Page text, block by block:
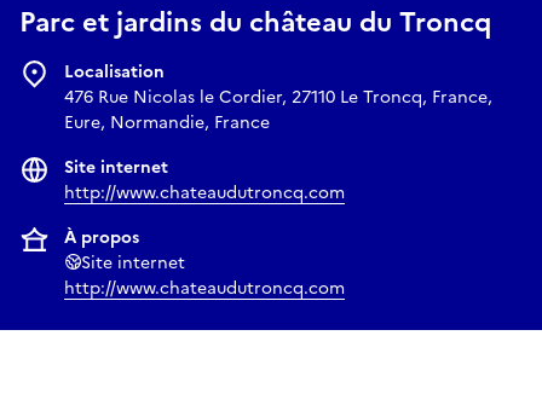
Parc et jardins du château du Troncq
Localisation
476 Rue Nicolas le Cordier, 27110 Le Troncq, France,
Eure, Normandie, France
Site internet
http://www.chateaudutroncq.com
À propos
Site internet
http://www.chateaudutroncq.com